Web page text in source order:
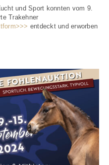
und Sport konnten vom 9.
Trakehner
entdeckt und erworben